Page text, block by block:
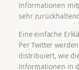
Informationen
sehr
Eine einfache
Per Twitter
distribuiert, wie
Informationen in